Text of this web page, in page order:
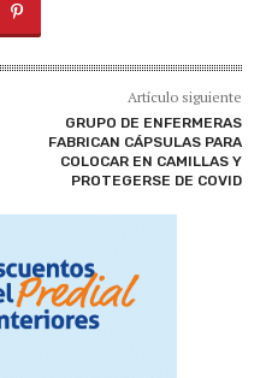
Artículo siguiente
GRUPO DE ENFERMERAS
FABRICAN CÁPSULAS PARA
COLOCAR EN CAMILLAS Y
PROTEGERSE DE COVID